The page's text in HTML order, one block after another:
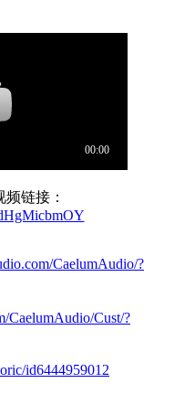
频链接：
CaelumAudio/?
CaelumAudio/Cust/?
id6444959012